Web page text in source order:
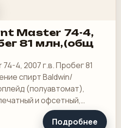
Master 74-4,
81 млн,(общ
4, 2007 г.в. Пробег 81
спирт Baldwin/
(полуавтомат),
и офсетный,
-PM74 - краски и.
Подробнее